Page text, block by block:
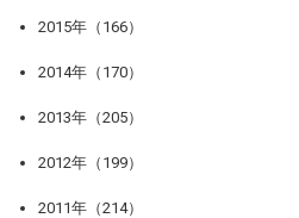
2015年（166）
2014年（170）
2013年（205）
2012年（199）
2011年（214）